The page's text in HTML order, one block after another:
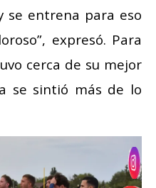
se entrena para eso
expresó. Para
cerca de su mejor
se sintió más de lo